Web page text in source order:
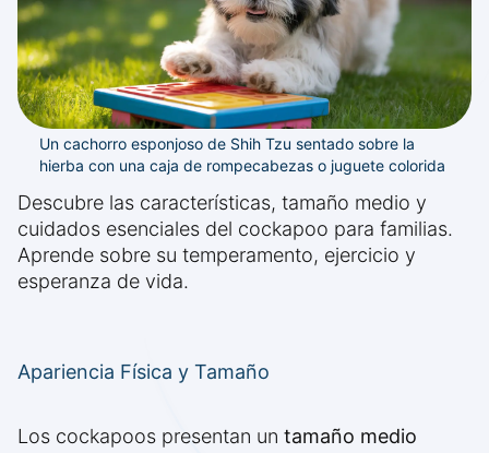
Un cachorro esponjoso de Shih Tzu sentado sobre la
hierba con una caja de rompecabezas o juguete colorida
Descubre las características, tamaño medio y
cuidados esenciales del cockapoo para familias.
Aprende sobre su temperamento, ejercicio y
esperanza de vida.
Apariencia Física y Tamaño
Los cockapoos presentan un tamaño medio